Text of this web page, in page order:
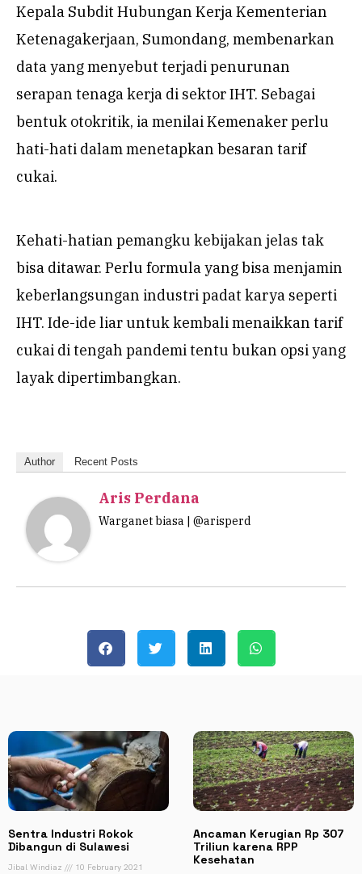
Kepala Subdit Hubungan Kerja Kementerian
Ketenagakerjaan, Sumondang, membenarkan
data yang menyebut terjadi penurunan
serapan tenaga kerja di sektor IHT. Sebagai
bentuk otokritik, ia menilai Kemenaker perlu
hati-hati dalam menetapkan besaran tarif
cukai.
Kehati-hatian pemangku kebijakan jelas tak
bisa ditawar. Perlu formula yang bisa menjamin
keberlangsungan industri padat karya seperti
IHT. Ide-ide liar untuk kembali menaikkan tarif
cukai di tengah pandemi tentu bukan opsi yang
layak dipertimbangkan.
Author Recent Posts
Aris Perdana
Warganet biasa | @arisperd
Sentra Industri Rokok
Dibangun di Sulawesi
Jibal Windiaz 10 February 2021
Ancaman Kerugian Rp 307
Triliun karena RPP
Kesehatan